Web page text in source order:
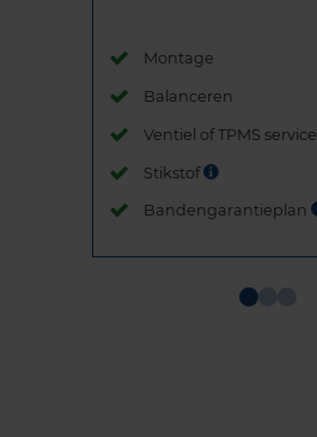
Montage
Balanceren
Ventiel of TPMS service
Stikstof
Bandengarantieplan